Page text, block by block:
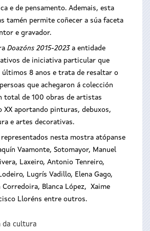
e de pensamento. Ademais, esta
tamén permite coñecer a súa faceta
e gravador.
Doazóns 2015-2023 a entidade
de iniciativa particular que
8 anos e trata de resaltar o
que achegaron á colección
total de 100 obras de artistas
XX aportando pinturas, debuxos,
e artes decorativas.
nesta mostra atópanse
Vaamonte, Sotomayor, Manuel
Laxeiro, Antonio Tenreiro,
Lugrís Vadillo, Elena Gago,
Corredoira, Blanca López, Xaime
Lloréns entre outros.
da cultura